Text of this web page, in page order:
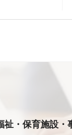
・保育施設